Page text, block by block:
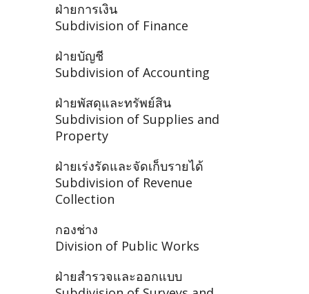
ฝ่ายการเงิน
Subdivision of Finance
ฝ่ายบัญชี
Subdivision of Accounting
ฝ่ายพัสดุและทรัพย์สิน
Subdivision of Supplies and
Property
ฝ่ายเร่งรัดและจัดเก็บรายได้
Subdivision of Revenue
Collection
กองช่าง
Division of Public Works
ฝ่ายสำรวจและออกแบบ